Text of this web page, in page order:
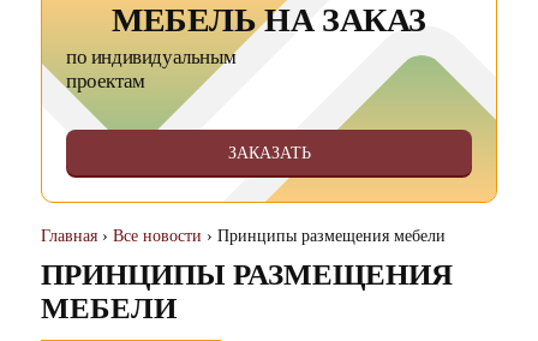
МЕБЕЛЬ НА ЗАКАЗ
по индивидуальным
проектам
ЗАКАЗАТЬ
Главная › Все новости › Принципы размещения мебели
ПРИНЦИПЫ РАЗМЕЩЕНИЯ
МЕБЕЛИ